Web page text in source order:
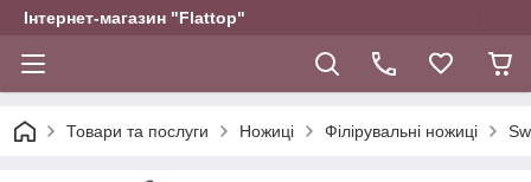
Інтернет-магазин "Flattop"
Товари та послуги Ножиці Філірувальні ножиці